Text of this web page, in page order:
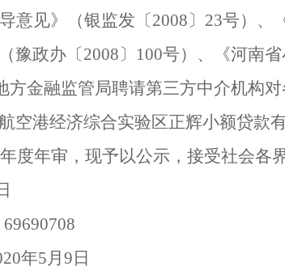
意见》（银监发〔2008〕23号）、
政办〔2008〕100号）、《河南省
方金融监管局聘请第三方中介机构
空港经济综合实验区正辉小额贷款
度年审，现予以公示，接受社会各界
年5月9日